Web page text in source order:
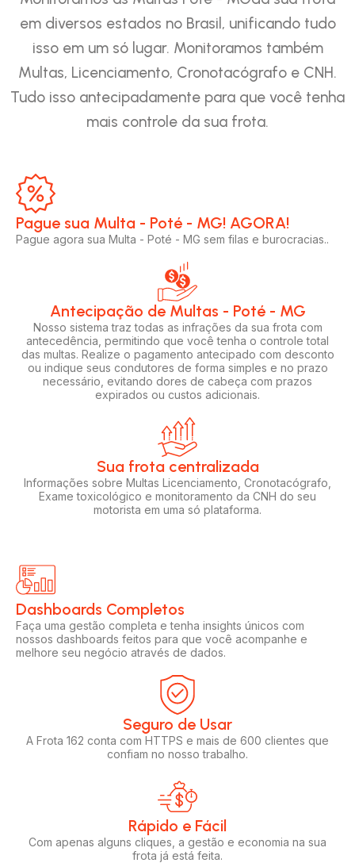
em diversos estados no Brasil, unificando tudo
isso em um só lugar. Monitoramos também
Multas, Licenciamento, Cronotacógrafo e CNH.
Tudo isso antecipadamente para que você tenha
mais controle da sua frota.
Pague sua Multa - Poté - MG! AGORA!​
Pague agora sua Multa - Poté - MG sem filas e burocracias..
Antecipação de Multas - Poté - MG
Nosso sistema traz todas as infrações da sua frota com
antecedência, permitindo que você tenha o controle total
das multas. Realize o pagamento antecipado com desconto
ou indique seus condutores de forma simples e no prazo
necessário, evitando dores de cabeça com prazos
expirados ou custos adicionais.
Sua frota centralizada​
Informações sobre Multas Licenciamento, Cronotacógrafo,
Exame toxicológico e monitoramento da CNH do seu
motorista em uma só plataforma.
Dashboards Completos​​
Faça uma gestão completa e tenha insights únicos com
nossos dashboards feitos para que você acompanhe e
melhore seu negócio através de dados.
Seguro de Usar​
A Frota 162 conta com HTTPS e mais de 600 clientes que
confiam no nosso trabalho.
Rápido e Fácil​
Com apenas alguns cliques, a gestão e economia na sua
frota já está feita.